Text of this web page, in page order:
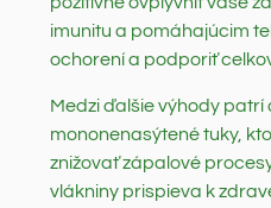
imunitu a pomáhajúcim
ochorení a podporiť
Medzi ďalšie výhody
mononenasýtené tuky,
znižovať zápalové
vlákniny prispieva k